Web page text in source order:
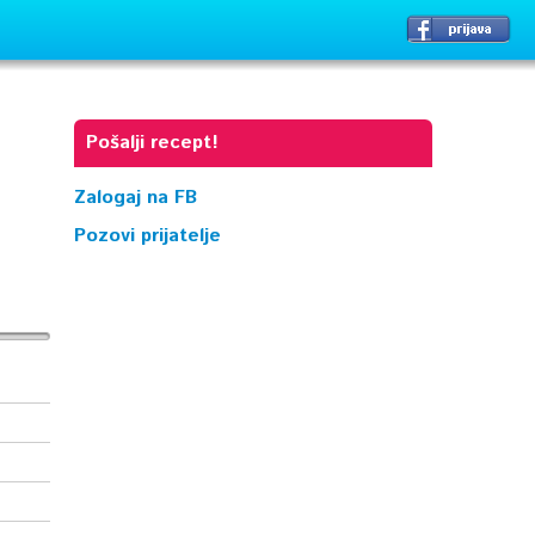
Pošalji recept!
Zalogaj na FB
Pozovi prijatelje